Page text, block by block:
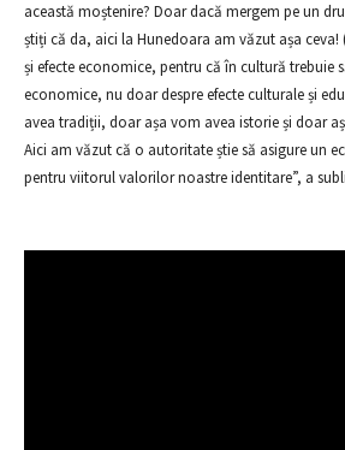
această moștenire? Doar dacă mergem pe un
știți că da, aici la Hunedoara am văzut așa
și efecte economice, pentru că în cultură trebuie
economice, nu doar despre efecte culturale și
avea tradiții, doar așa vom avea istorie și doar
Aici am văzut că o autoritate știe să asigure un
pentru viitorul valorilor noastre identitare”, a